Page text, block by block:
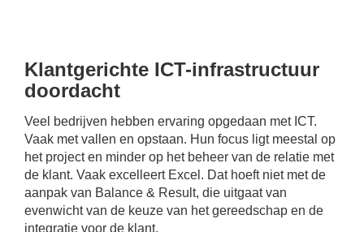
Klantgerichte ICT-infrastructuur
doordacht
Veel bedrijven hebben ervaring opgedaan met ICT.
Vaak met vallen en opstaan. Hun focus ligt meestal op
het project en minder op het beheer van de relatie met
de klant. Vaak excelleert Excel. Dat hoeft niet met de
aanpak van Balance & Result, die uitgaat van
evenwicht van de keuze van het gereedschap en de
integratie voor de klant.